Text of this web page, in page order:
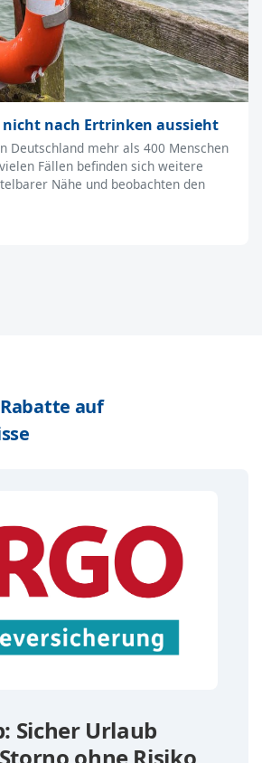
nach Ertrinken aussieht
Deutschland mehr als 400 Menschen
Fällen befinden sich weitere
Nähe und beobachten den
auf
Sicher Urlaub